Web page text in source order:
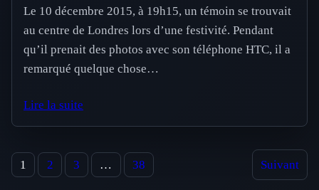
Le 10 décembre 2015, à 19h15, un témoin se trouvait
au centre de Londres lors d’une festivité. Pendant
qu’il prenait des photos avec son téléphone HTC, il a
remarqué quelque chose…
Lire la suite
1 2 3 … 38 Suivant